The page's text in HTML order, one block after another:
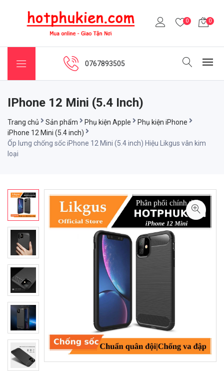
0 0
0767893505
IPhone 12 Mini (5.4 Inch)
Trang chủ Sản phẩm Phụ kiện Apple
Phụ kiện iPhone
iPhone 12 Mini (5.4 inch)
Ốp lưng chống sốc iPhone 12 Mini (5.4 inch) Hiệu Likgus vân kim
loại